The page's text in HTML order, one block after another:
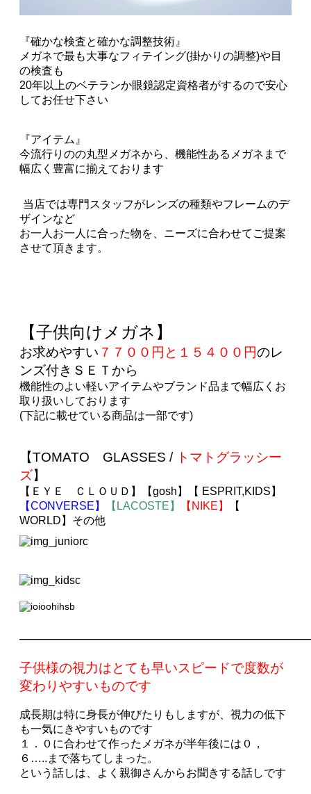
『確かな検査と確かな調整技術』
メガネで最も大事なフィテイング(掛かりの調整)や目
の検査も
20年以上のベテランか眼鏡認定資格者がするので安心
してお任せ下さい
『アイテム』
今流行りのの丸型メガネから、機能性あるメガネまで
幅広く豊富に揃えております
当店では専門スタッフがレンズの種類やフレームのデ
ザインなど
お一人お一人に合った物を、ニーズに合わせてご提案
させて頂きます。
【子供向けメガネ】
お求めやすい ７７００ 円と１５４００ 円のレ
ンズ付きＳＥＴ から
機能性のよい軽いアイテムやブランド品まで幅広くお
取り扱いしております
(下記に載せている商品は一部です)
【TOMATO GLASSES / トマトグラッシー
ズ】
【ＥＹＥ ＣＬＯＵＤ】
【gosh】【 ESPRIT,KIDS】
【CONVERSE】
【LACOSTE】 【NIKE】
【
WORLD】 その他
子供様の視力はとても早いスピードで度数が
変わりやすいものです
成長期は特に身長が伸びたりもしますが、視力の低下
も一気にきやすいものです
１．０に合わせて作ったメガネが半年後には０，
６…..まで落ちてしまった。
という話しは、よく親御さんからお聞きする話しです